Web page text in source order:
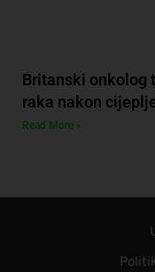
Britanski onkolog
raka nakon
Read More »